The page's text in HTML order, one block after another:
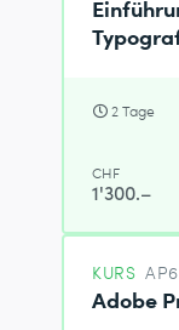
2 Tage
CHF
1'300.–
KURS AP6
Adobe